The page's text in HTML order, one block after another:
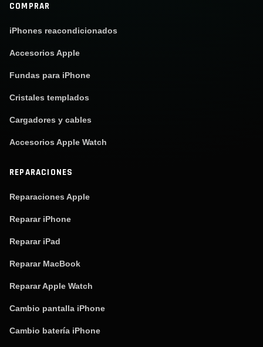
COMPRAR
iPhones reacondicionados
Accesorios Apple
Fundas para iPhone
Cristales templados
Cargadores y cables
Accesorios Apple Watch
REPARACIONES
Reparaciones Apple
Reparar iPhone
Reparar iPad
Reparar MacBook
Reparar Apple Watch
Cambio pantalla iPhone
Cambio batería iPhone